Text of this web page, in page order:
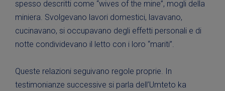
spesso descritti come “wives of the mine”, mogli della
miniera. Svolgevano lavori domestici, lavavano,
cucinavano, si occupavano degli effetti personali e di
notte condividevano il letto con i loro “mariti”.
Queste relazioni seguivano regole proprie. In
testimonianze successive si parla dell’Umteto ka